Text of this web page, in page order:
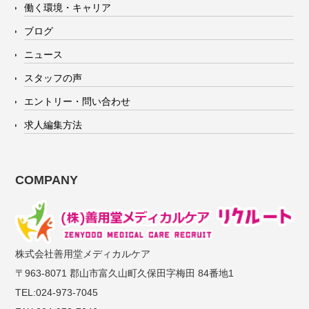
働く環境・キャリア
ブログ
ニュース
スタッフの声
エントリー・問い合わせ
求人編集方法
COMPANY
株式会社善用堂メディカルケア
〒963-8071 郡山市富久山町久保田字梅田 84番地1
TEL:024-973-7045